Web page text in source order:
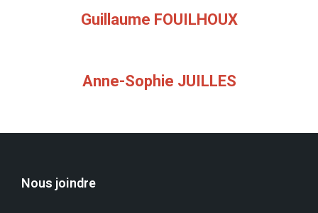
Guillaume FOUILHOUX
Anne-Sophie JUILLES
Nous joindre